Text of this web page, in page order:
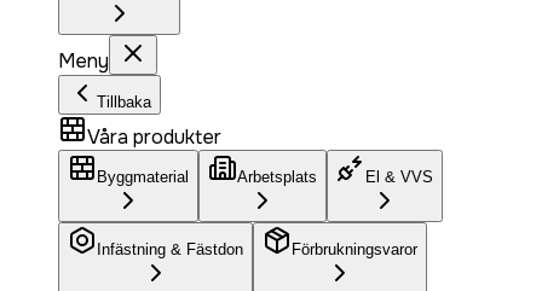
Meny
Tillbaka
Våra produkter
Byggmaterial Arbetsplats El & VVS
Infästning & Fästdon Förbrukningsvaror